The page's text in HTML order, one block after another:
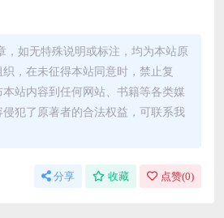
，如无特殊说明或标注，均为本站原
，在未征得本站同意时，禁止复
站内容到任何网站、书籍等各类媒
犯了原著者的合法权益，可联系我
分享 收藏 点赞(0)